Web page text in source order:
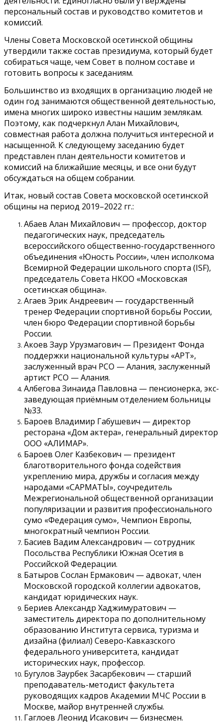
персональный состав и руководство комитетов и
комиссий.
Члены Совета Московской осетинской общины
утвердили также состав президиума, который будет
собираться чаще, чем Совет в полном составе и
готовить вопросы к заседаниям.
Большинство из входящих в организацию людей не
один год занимаются общественной деятельностью,
имена многих широко известны нашим землякам.
Поэтому, как подчеркнул Алан Михайлович,
совместная работа должна получиться интересной и
насыщенной. К следующему заседанию будет
представлен план деятельности комитетов и
комиссий на ближайшие месяцы, и все они будут
обсуждаться на общем собрании.
Итак, новый состав Совета московской осетинской
общины на период 2019–2022 гг.:
Абаев Алан Михайлович — профессор, доктор
педагогических наук, председатель
всероссийского общественно-государственного
объединения «Юность России», член исполкома
Всемирной Федерации школьного спорта (ISF),
председатель Совета НКОО «Московская
осетинская община».
Агаев Эрик Андреевич — государственный
тренер Федерации спортивной борьбы России,
член бюро Федерации спортивной борьбы
России.
Акоев Заур Урузмагович — Президент Фонда
поддержки национальной культуры «АРТ»,
заслуженный врач РСО — Алания, заслуженный
артист РСО — Алания.
Албегова Зинаида Павловна — пенсионерка, экс-
заведующая приёмным отделением больницы
№33.
Бароев Владимир Габушевич — директор
ресторана «Дом актера», генеральный директор
ООО «АЛИМАР».
Бароев Олег Казбекович — президент
благотворительного фонда содействия
укреплению мира, дружбы и согласия между
народами «САРМАТЫ», соучредитель
Межрегиональной общественной организации
популяризации и развития профессионального
сумо «Федерация сумо», Чемпион Европы,
многократный чемпион России.
Басиев Вадим Александрович — сотрудник
Посольства Республики Южная Осетия в
Российской Федерации.
Батыров Сослан Ермакович — адвокат, член
Московской городской коллегии адвокатов,
кандидат юридических наук.
Бериев Александр Хаджимуратович —
заместитель директора по дополнительному
образованию Института сервиса, туризма и
дизайна (филиал) Северо-Кавказского
федерального университета, кандидат
исторических наук, профессор.
Бугулов Заурбек Засарбекович — старший
преподаватель-методист факультета
руководящих кадров Академии МЧС России в
Москве, майор внутренней службы.
Гаглоев Леонид Исакович — бизнесмен.